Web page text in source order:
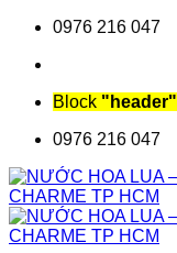
Chuyển0976 216 047
Block "header"
0976 216 047